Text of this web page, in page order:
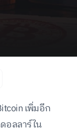
เพิ่มอีก
อลลาร์ใน